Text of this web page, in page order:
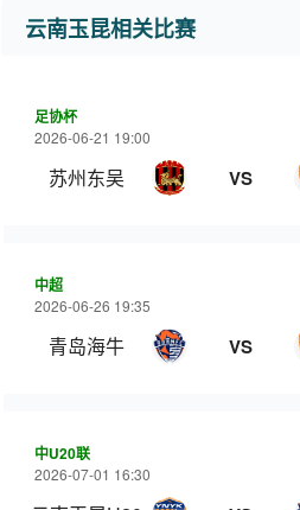
云南玉昆相关比赛
足协杯
2026-06-21 19:00
苏州东吴 VS
中超
2026-06-26 19:35
青岛海牛 VS
中U20联
2026-07-01 16:30